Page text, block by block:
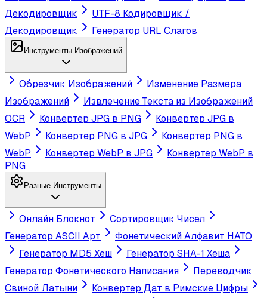
Декодировщик
UTF-8 Кодировщик /
Декодировщик
Генератор URL Слагов
Инструменты Изображений
Обрезчик Изображений
Изменение Размера
Изображений
Извлечение Текста из Изображений
OCR
Конвертер JPG в PNG
Конвертер JPG в
WebP
Конвертер PNG в JPG
Конвертер PNG в
WebP
Конвертер WebP в JPG
Конвертер WebP в
PNG
Разные Инструменты
Онлайн Блокнот
Сортировщик Чисел
Генератор ASCII Арт
Фонетический Алфавит НАТО
Генератор MD5 Хеш
Генератор SHA-1 Хеша
Генератор Фонетического Написания
Переводчик
Свиной Латыни
Конвертер Дат в Римские Цифры